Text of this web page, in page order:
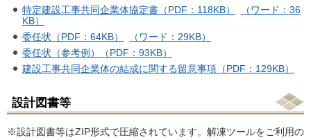
特定建設工事共同企業体協定書（PDF：118KB）
（ワード：36
KB）
委任状（PDF：64KB）
（ワード：29KB）
委任状（参考例）（PDF：93KB）
建設工事共同企業体の結成に関する留意事項（PDF：129KB）
設計図書等
※設計図書等はZIP形式で圧縮されています。解凍ツールをご利用の